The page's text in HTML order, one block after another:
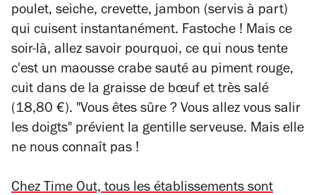
poulet, seiche, crevette, jambon (servis à part)
qui cuisent instantanément. Fastoche ! Mais ce
soir-là, allez savoir pourquoi, ce qui nous tente
c'est un maousse crabe sauté au piment rouge,
cuit dans de la graisse de bœuf et très salé
(18,80 €). "Vous êtes sûre ? Vous allez vous salir
les doigts" prévient la gentille serveuse. Mais elle
ne nous connaît pas !
Chez Time Out, tous les établissements sont